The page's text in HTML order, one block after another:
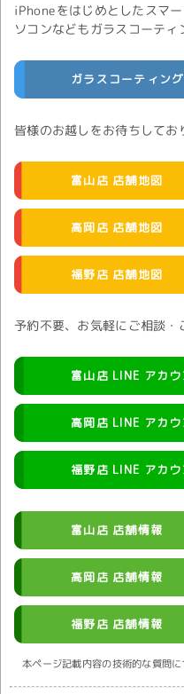
iPhoneをはじめとしたスマ
ソコンなどもガラスコーティ
ガラスコーティン
皆様のお越しをお待ちしてお
富山店 店舗地図
高岡店 店舗地図
福野店 店舗地図
予約不要、お気軽にご相談・
富山店 LINE アカウ
高岡店 LINE アカウ
福野店 LINE アカウ
富山店 店舗情報
高岡店 店舗情報
福野店 店舗情報
本ページ記載内容の技術的な質問に